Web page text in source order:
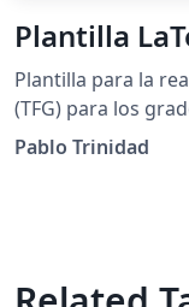
Plantilla
Plantilla para la
(TFG) para los
Escuela Técnica
Pablo Trinidad